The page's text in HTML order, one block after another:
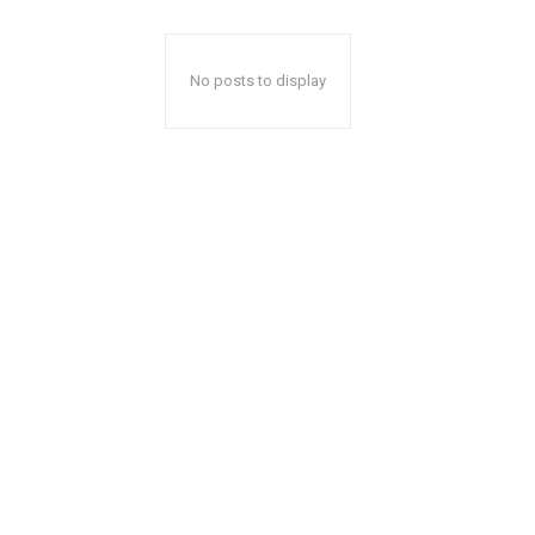
No posts to display